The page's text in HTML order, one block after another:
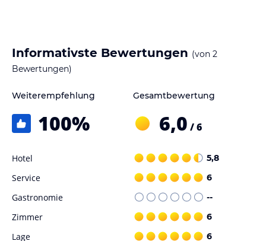
Informativste Bewertungen (von 2
Bewertungen)
Weiterempfehlung
100%
Gesamtbewertung
6,0 / 6
Hotel 5,8
Service 6
Gastronomie --
Zimmer 6
Lage 6